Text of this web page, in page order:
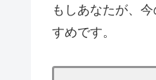
もしあなたが、
すめです。